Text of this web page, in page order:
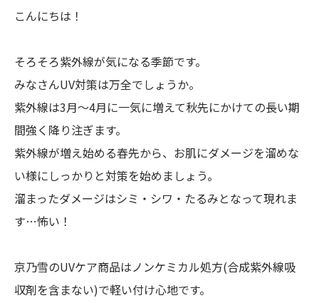
こんにちは！
そろそろ紫外線が気になる季節です。
みなさんUV対策は万全でしょうか。
紫外線は3月～4月に一気に増えて秋先にかけての長い期
間強く降り注ぎます。
紫外線が増え始める春先から、お肌にダメージを溜めな
い様にしっかりと対策を始めましょう。
溜まったダメージはシミ・シワ・たるみとなって現れま
す…怖い！
京乃雪のUVケア商品はノンケミカル処方(合成紫外線吸
収剤を含まない)で軽い付け心地です。